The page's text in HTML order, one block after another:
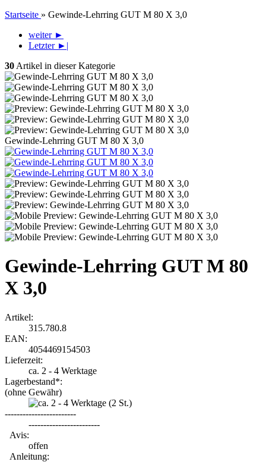
Startseite » Gewinde-Lehrring GUT M 80 X 3,0
weiter ►
Letzter ►|
30 Artikel in dieser Kategorie
Gewinde-Lehrring GUT M 80 X 3,0
Gewinde-Lehrring GUT M 80
X 3,0
Artikel:
315.780.8
EAN:
4054469154503
Lieferzeit:
ca. 2 - 4 Werktage
Lagerbestand*:
(ohne Gewähr)
(2 St.)
------------------------
------------------------
Avis:
offen
Anleitung: